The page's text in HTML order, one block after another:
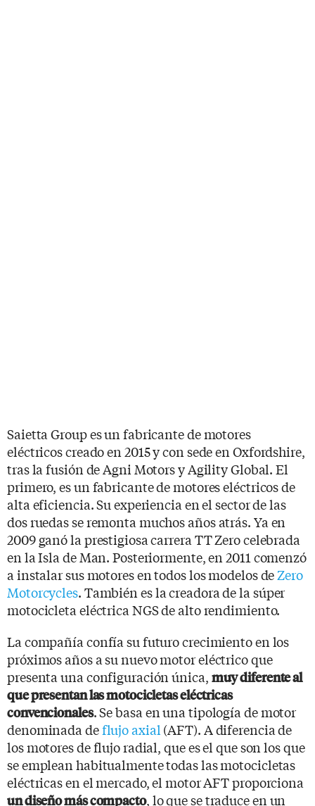
Saietta Group es un fabricante de motores
eléctricos creado en 2015 y con sede en Oxfordshire,
tras la fusión de Agni Motors y Agility Global. El
primero, es un fabricante de motores eléctricos de
alta eficiencia. Su experiencia en el sector de las
dos ruedas se remonta muchos años atrás. Ya en
2009 ganó la prestigiosa carrera TT Zero celebrada
en la Isla de Man. Posteriormente, en 2011 comenzó
a instalar sus motores en todos los modelos deZero
Motorcycles. También es la creadora de la súper
motocicleta eléctrica NGS de alto rendimiento.
La compañía confía su futuro crecimiento en los
próximos años a su nuevo motor eléctrico que
presenta una configuración única, muy diferente al
que presentan las motocicletas eléctricas
convencionales. Se basa en una tipología de motor
denominada deflujo axial (AFT). A diferencia de
los motores de flujo radial, que es el que son los que
se emplean habitualmente todas las motocicletas
eléctricas en el mercado, el motor AFT proporciona
un diseño más compacto, lo que se traduce en un